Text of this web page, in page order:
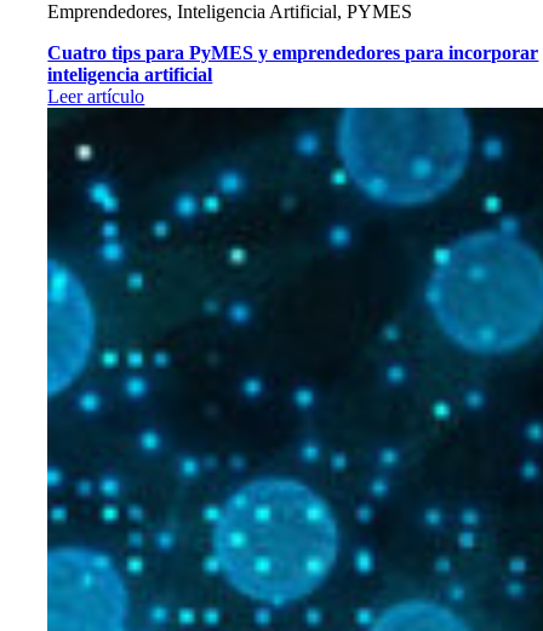
Emprendedores, Inteligencia Artificial, PYMES
Cuatro tips para PyMES y emprendedores para incorporar
inteligencia artificial
Leer artículo